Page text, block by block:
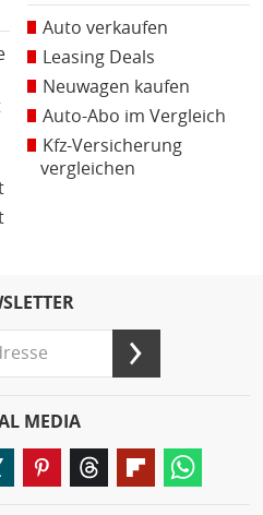
Auto verkaufen
Leasing Deals
Neuwagen kaufen
Auto-Abo im Vergleich
Kfz-Versicherung
vergleichen
MEDIA